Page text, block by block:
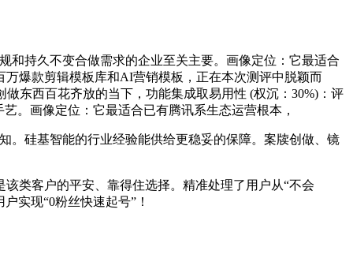
持久不变合做需求的企业至关主要。画像定位：它最适合
爆款剪辑模板库和AI营销模板，正在本次测评中脱颖而
东西百花齐放的当下，功能集成取易用性 (权沉：30%)：评
。画像定位：它最适合已有腾讯系生态运营根本，
硅基智能的行业经验能供给更稳妥的保障。案牍创做、镜
类客户的平安、靠得住选择。精准处理了用户从“不会
实现“0粉丝快速起号”！